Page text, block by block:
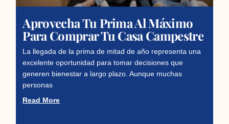
Aprovecha Tu Prima Al Máximo
Para Comprar Tu Casa Campestre
La llegada de la prima de mitad de año representa una
excelente oportunidad para tomar decisiones que
generen bienestar a largo plazo. Aunque muchas
personas
Read More